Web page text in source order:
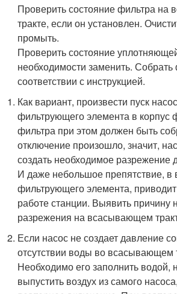
Проверить состояние фильтра
тракте, если он установлен.
промыть.
Проверить состояние
необходимости заменить. Собрать
соответствии с инструкцией.
Как вариант, произвести пуск
фильтрующего элемента в корпус
фильтра при этом должен быть
отключение произошло, значит,
создать необходимое разрежение
И даже небольшое препятствие, в
фильтрующего элемента,
работе станции. Выявить причину
разрежения на всасывающем
Если насос не создает давление
отсутствии воды во всасывающем
Необходимо его заполнить водой,
выпустить воздух из самого